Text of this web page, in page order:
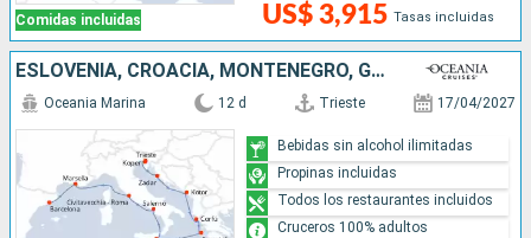
Comidas incluidas US$ 3,915 Tasas incluidas
ESLOVENIA, CROACIA, MONTENEGRO, GRECIA, ITALIA, FRANCIA, ESPAÑA
Oceania Marina 12 d Trieste 17/04/2027
Bebidas sin alcohol ilimitadas
Propinas incluidas
Todos los restaurantes incluidos
Cruceros 100% adultos